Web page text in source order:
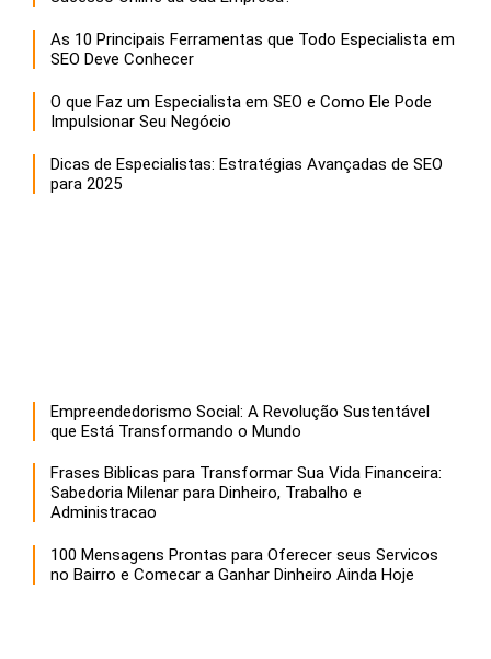
As 10 Principais Ferramentas que Todo Especialista em
SEO Deve Conhecer
O que Faz um Especialista em SEO e Como Ele Pode
Impulsionar Seu Negócio
Dicas de Especialistas: Estratégias Avançadas de SEO
para 2025
Empreendedorismo Social: A Revolução Sustentável
que Está Transformando o Mundo
Frases Biblicas para Transformar Sua Vida Financeira:
Sabedoria Milenar para Dinheiro, Trabalho e
Administracao
100 Mensagens Prontas para Oferecer seus Servicos
no Bairro e Comecar a Ganhar Dinheiro Ainda Hoje